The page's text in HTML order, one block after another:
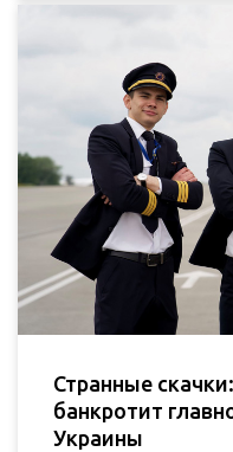
Странные
банкротит
Украины